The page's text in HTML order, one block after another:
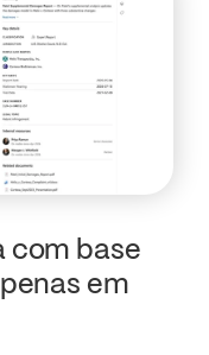
com base
em